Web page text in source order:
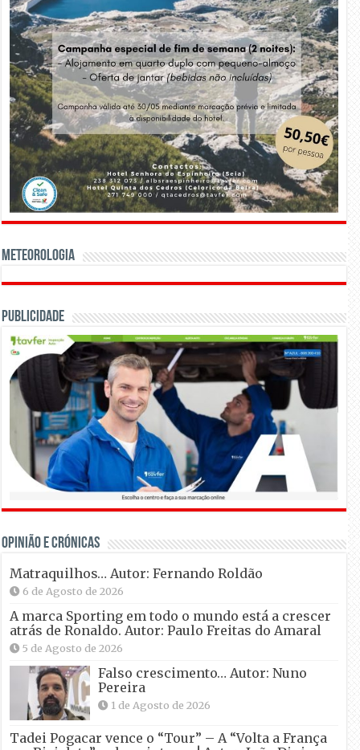
Meteorologia
Publicidade
OPINIÃO E CRÓNICAS
Matraquilhos… Autor: Fernando Roldão
6 de Agosto de 2026
A marca Sporting em todo o mundo está a crescer
atrás de Ronaldo. Autor: Paulo Freitas do Amaral
5 de Agosto de 2026
Falso crescimento… Autor: Nuno
Pereira
1 de Agosto de 2026
Tadei Pogacar vence o “Tour” – A “Volta a França